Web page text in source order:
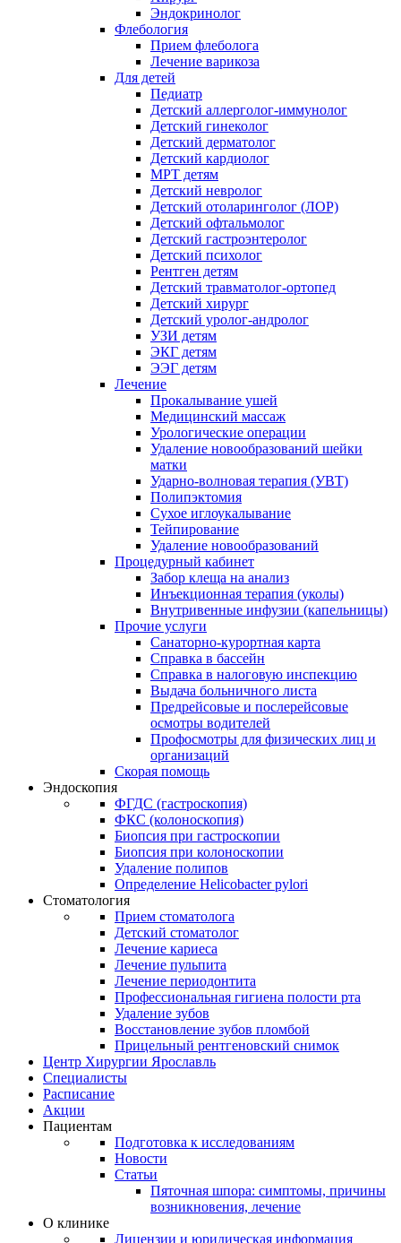
Эндокринолог
Флебология
Прием флеболога
Лечение варикоза
Для детей
Педиатр
Детский аллерголог-иммунолог
Детский гинеколог
Детский дерматолог
Детский кардиолог
МРТ детям
Детский невролог
Детский отоларинголог (ЛОР)
Детский офтальмолог
Детский гастроэнтеролог
Детский психолог
Рентген детям
Детский травматолог-ортопед
Детский хирург
Детский уролог-андролог
УЗИ детям
ЭКГ детям
ЭЭГ детям
Лечение
Прокалывание ушей
Медицинский массаж
Урологические операции
Удаление новообразований шейки
матки
Ударно-волновая терапия (УВТ)
Полипэктомия
Сухое иглоукалывание
Тейпирование
Удаление новообразований
Процедурный кабинет
Забор клеща на анализ
Инъекционная терапия (уколы)
Внутривенные инфузии (капельницы)
Прочие услуги
Санаторно-курортная карта
Справка в бассейн
Справка в налоговую инспекцию
Выдача больничного листа
Предрейсовые и послерейсовые
осмотры водителей
Профосмотры для физических лиц и
организаций
Скорая помощь
Эндоскопия
ФГДС (гастроскопия)
ФКС (колоноскопия)
Биопсия при гастроскопии
Биопсия при колоноскопии
Удаление полипов
Определение Helicobacter pylori
Стоматология
Прием стоматолога
Детский стоматолог
Лечение кариеса
Лечение пульпита
Лечение периодонтита
Профессиональная гигиена полости рта
Удаление зубов
Восстановление зубов пломбой
Прицельный рентгеновский снимок
Центр Хирургии Ярославль
Специалисты
Расписание
Акции
Пациентам
Подготовка к исследованиям
Новости
Статьи
Пяточная шпора: симптомы, причины
возникновения, лечение
О клинике
Лицензии и юридическая информация